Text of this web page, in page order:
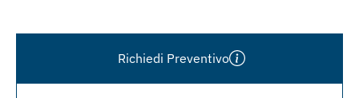
Richiedi Preventivo